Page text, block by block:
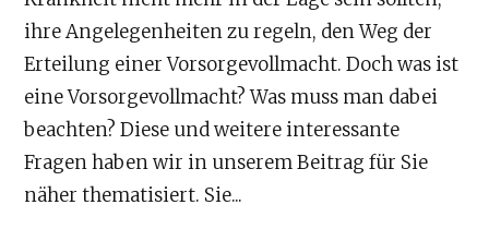
ihre Angelegenheiten zu regeln, den Weg der
Erteilung einer Vorsorgevollmacht. Doch was ist
eine Vorsorgevollmacht? Was muss man dabei
beachten? Diese und weitere interessante
Fragen haben wir in unserem Beitrag für Sie
näher thematisiert. Sie...